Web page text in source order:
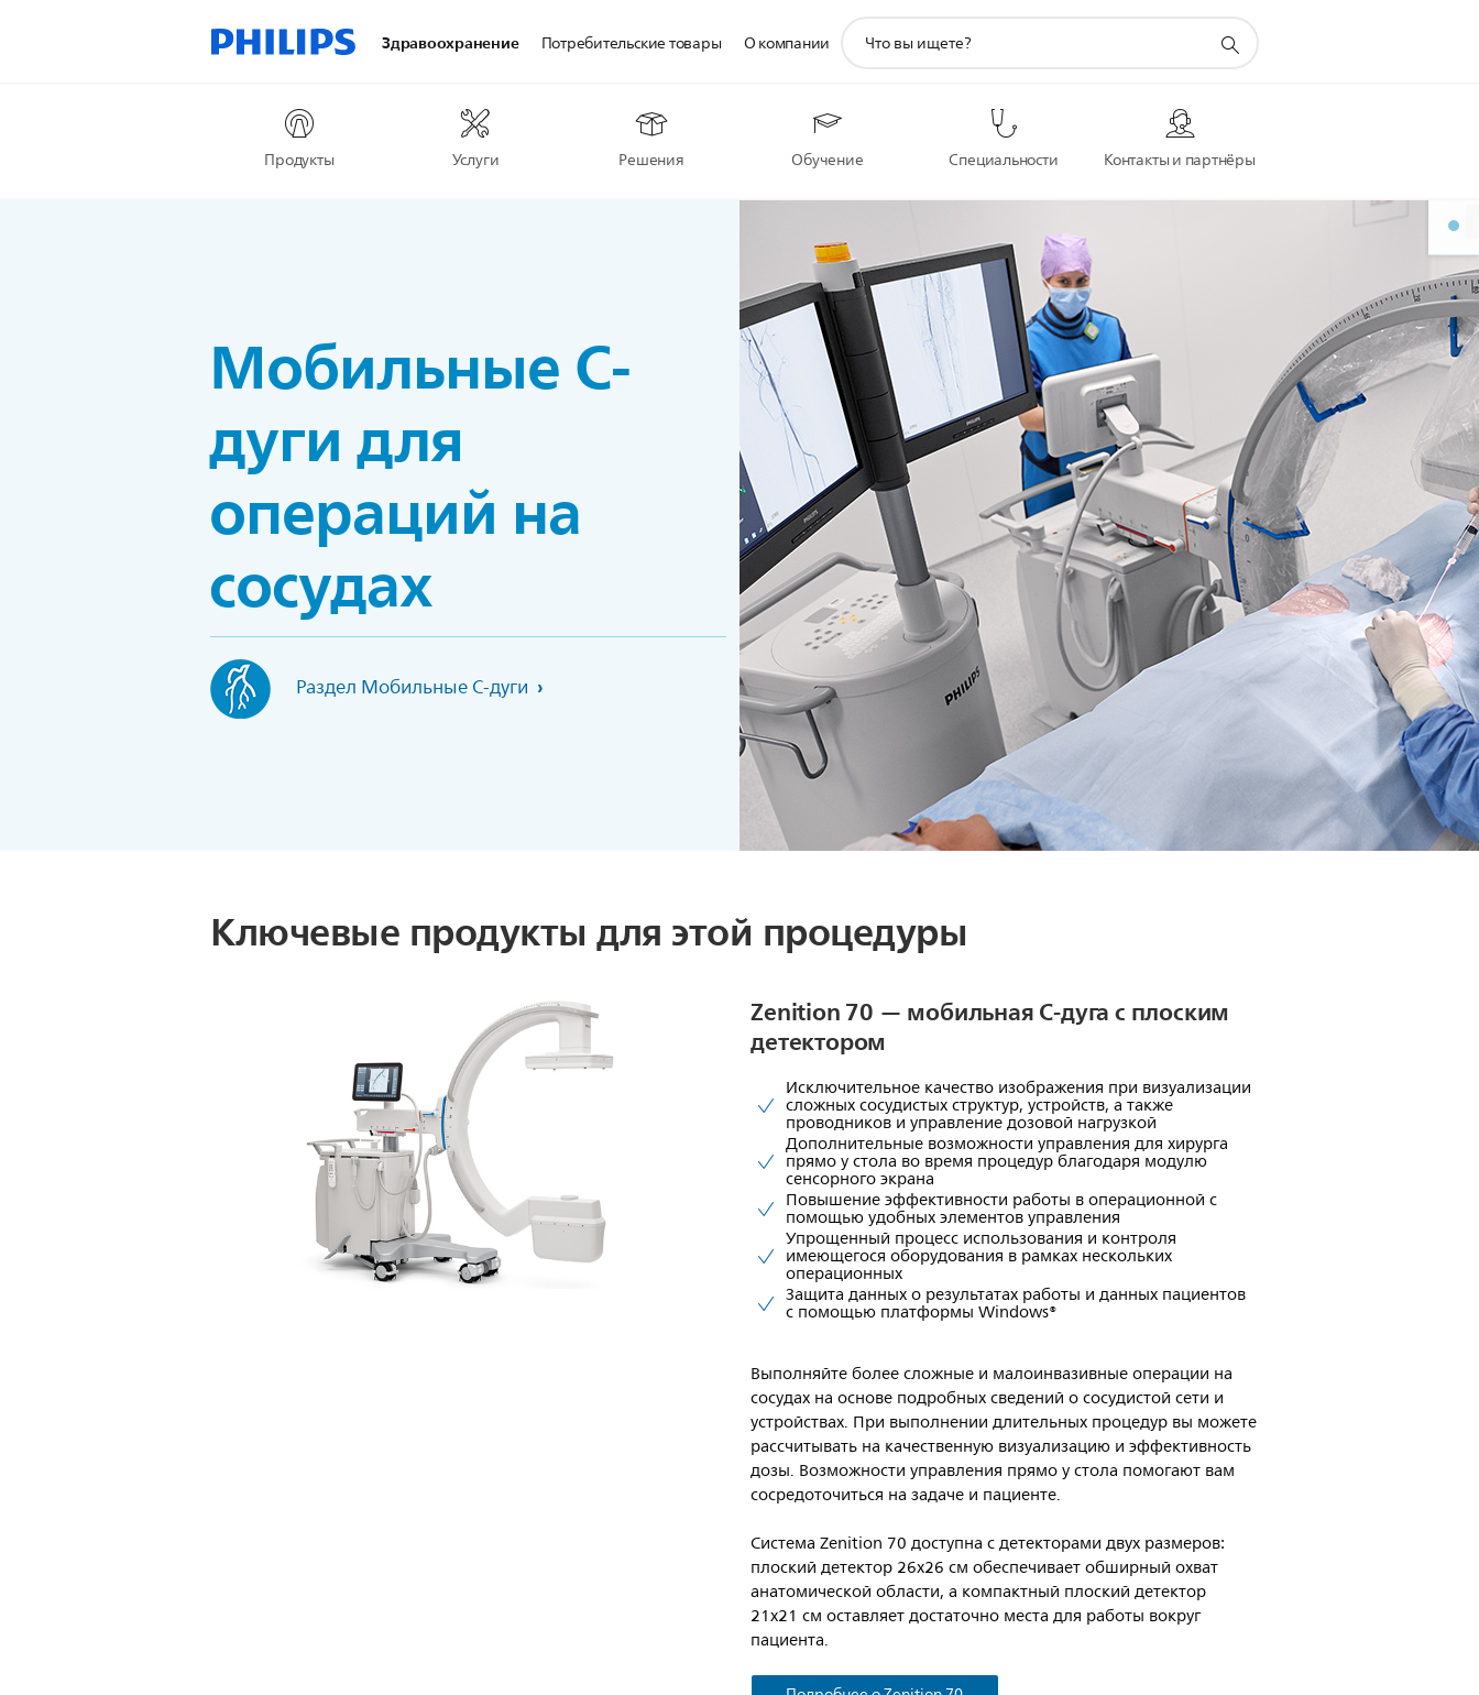
Здравоохранение
Продукты Услуги Решения Обучение Специальности Контакты и партнёры
Потребительские товары О компании
поддержки
Мобильные C-
дуги для
операций на
сосудах
Раздел Мобильные C-дуги
Ключевые продукты для этой процедуры
Zenition 70 — мобильная C-дуга с плоским
детектором
Исключительное качество изображения при визуализации
сложных сосудистых структур, устройств, а также
проводников и управление дозовой нагрузкой
Дополнительные возможности управления для хирурга
прямо у стола во время процедур благодаря модулю
сенсорного экрана
Повышение эффективности работы в операционной с
помощью удобных элементов управления
Упрощенный процесс использования и контроля
имеющегося оборудования в рамках нескольких
операционных
Защита данных о результатах работы и данных пациентов
с помощью платформы Windows®
Выполняйте более сложные и малоинвазивные операции на
сосудах на основе подробных сведений о сосудистой сети и
устройствах. При выполнении длительных процедур вы можете
рассчитывать на качественную визуализацию и эффективность
дозы. Возможности управления прямо у стола помогают вам
сосредоточиться на задаче и пациенте.
Система Zenition 70 доступна с детекторами двух размеров:
плоский детектор 26x26 см обеспечивает обширный охват
анатомической области, а компактный плоский детектор
21x21 см оставляет достаточно места для работы вокруг
пациента.